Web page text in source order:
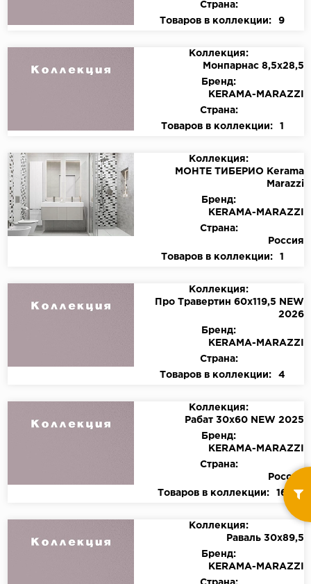
Страна:
Товаров в коллекции:
9
Коллекция:
Монпарнас 8,5х28,5
Бренд:
KЕRАМА-МАRАZZI
Страна:
Товаров в коллекции:
1
Коллекция:
МОНТЕ ТИБЕРИО Kerama
Marazzi
Бренд:
KЕRАМА-МАRАZZI
Страна:
Россия
Товаров в коллекции:
1
Коллекция:
Про Травертин 60х119,5 NEW
2026
Бренд:
KЕRАМА-МАRАZZI
Страна:
Товаров в коллекции:
4
Коллекция:
Рабат 30х60 NEW 2025
Бренд:
KЕRАМА-МАRАZZI
Страна:
Россия
Товаров в коллекции:
16
Коллекция:
Раваль 30х89,5
Бренд:
KЕRАМА-МАRАZZI